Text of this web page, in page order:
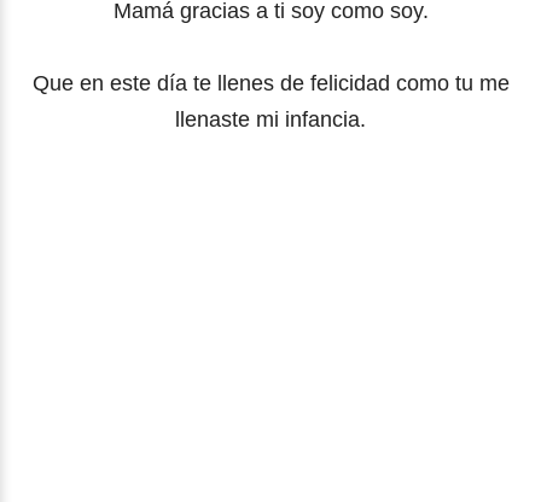
Mamá gracias a ti soy como soy.
Que en este día te llenes de felicidad como tu me
llenaste mi infancia.